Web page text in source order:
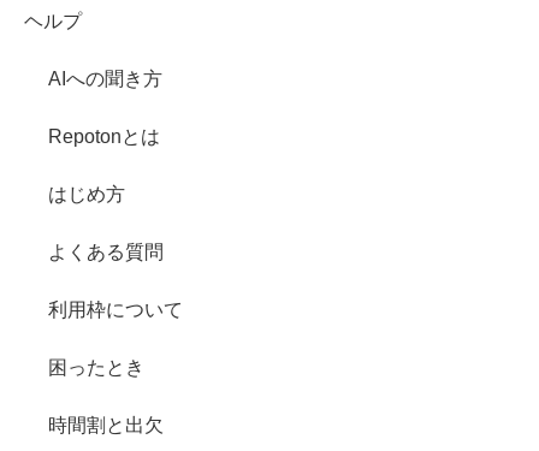
ヘルプ
AIへの聞き方
Repotonとは
はじめ方
よくある質問
利用枠について
困ったとき
時間割と出欠